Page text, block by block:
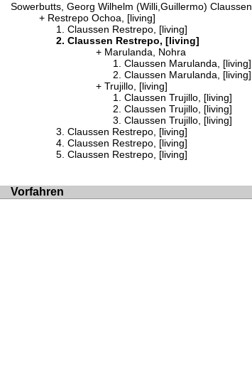
Sowerbutts, Georg Wilhelm (Willi,Guillermo) Claussen
Restrepo Ochoa, [living]
Claussen Restrepo, [living]
Claussen Restrepo, [living]
Marulanda, Nohra
Claussen Marulanda, [living]
Claussen Marulanda, [living]
Trujillo, [living]
Claussen Trujillo, [living]
Claussen Trujillo, [living]
Claussen Trujillo, [living]
Claussen Restrepo, [living]
Claussen Restrepo, [living]
Claussen Restrepo, [living]
Vorfahren